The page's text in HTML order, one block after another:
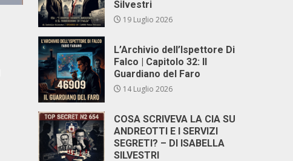
Silvestri
19 Luglio 2026
L’Archivio dell’Ispettore Di
Falco | Capitolo 32: Il
Guardiano del Faro
14 Luglio 2026
COSA SCRIVEVA LA CIA SU
ANDREOTTI E I SERVIZI
SEGRETI? – DI ISABELLA
SILVESTRI